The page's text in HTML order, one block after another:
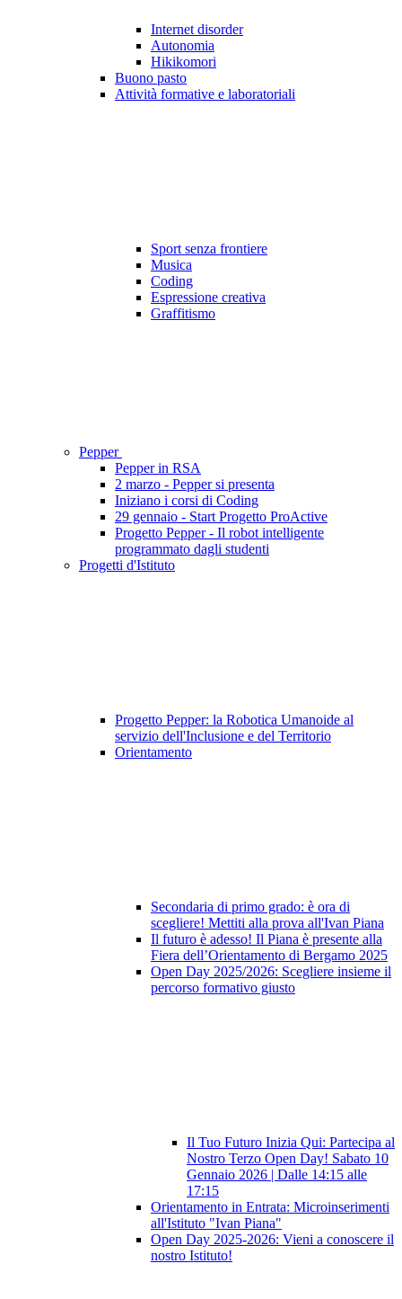
Internet disorder
Autonomia
Hikikomori
Buono pasto
Attività formative e laboratoriali
Sport senza frontiere
Musica
Coding
Espressione creativa
Graffitismo
Pepper
Pepper in RSA
2 marzo - Pepper si presenta
Iniziano i corsi di Coding
29 gennaio - Start Progetto ProActive
Progetto Pepper - Il robot intelligente
programmato dagli studenti
Progetti d'Istituto
Progetto Pepper: la Robotica Umanoide al
servizio dell'Inclusione e del Territorio
Orientamento
Secondaria di primo grado: è ora di
scegliere! Mettiti alla prova all'Ivan Piana
Il futuro è adesso! Il Piana è presente alla
Fiera dell’Orientamento di Bergamo 2025
Open Day 2025/2026: Scegliere insieme il
percorso formativo giusto
Il Tuo Futuro Inizia Qui: Partecipa al
Nostro Terzo Open Day! Sabato 10
Gennaio 2026 | Dalle 14:15 alle
17:15
Orientamento in Entrata: Microinserimenti
all'Istituto "Ivan Piana"
Open Day 2025-2026: Vieni a conoscere il
nostro Istituto!